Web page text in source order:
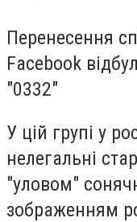
Перенесення
Facebook
"0332"
У цій групі у
нелегальні
"уловом"
зображенням